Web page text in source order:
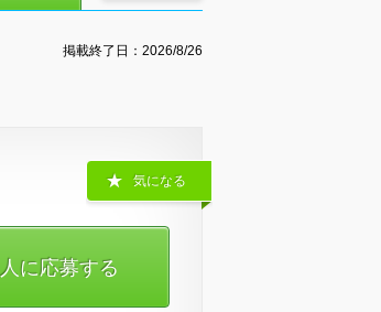
掲載終了日： 2026/8/26
気になる
に応募する